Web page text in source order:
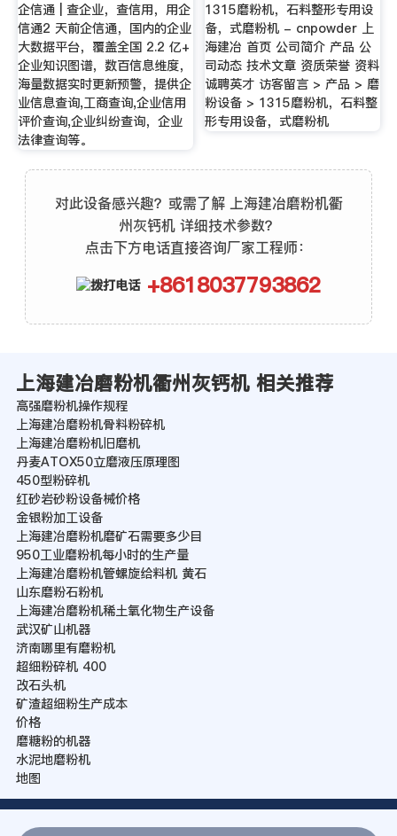
企信通 | 查企业，查信用，用企
信通2 天前企信通，国内的企业
大数据平台，覆盖全国 2.2 亿+
企业知识图谱，数百信息维度，
海量数据实时更新预警，提供企
业信息查询,工商查询,企业信用
评价查询,企业纠纷查询，企业
法律查询等。
1315磨粉机，石料整形专用设
备，式磨粉机 - cnpowder 上
海建冶 首页 公司简介 产品 公
司动态 技术文章 资质荣誉 资料
诚聘英才 访客留言 > 产品 > 磨
粉设备 > 1315磨粉机，石料整
形专用设备，式磨粉机
对此设备感兴趣？或需了解 上海建冶磨粉机衢
州灰钙机 详细技术参数？
点击下方电话直接咨询厂家工程师：
+8618037793862
上海建冶磨粉机衢州灰钙机 相关推荐
高强磨粉机操作规程
上海建冶磨粉机骨料粉碎机
上海建冶磨粉机旧磨机
丹麦ATOX50立磨液压原理图
450型粉碎机
红砂岩砂粉设备械价格
金银粉加工设备
上海建冶磨粉机磨矿石需要多少目
950工业磨粉机每小时的生产量
上海建冶磨粉机管螺旋给料机 黄石
山东磨粉石粉机
上海建冶磨粉机稀土氧化物生产设备
武汉矿山机器
济南哪里有磨粉机
超细粉碎机 400
改石头机
矿渣超细粉生产成本
价格
磨糖粉的机器
水泥地磨粉机
地图